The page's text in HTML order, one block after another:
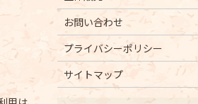
お問い合わせ
プライバシーポリシー
サイトマップ